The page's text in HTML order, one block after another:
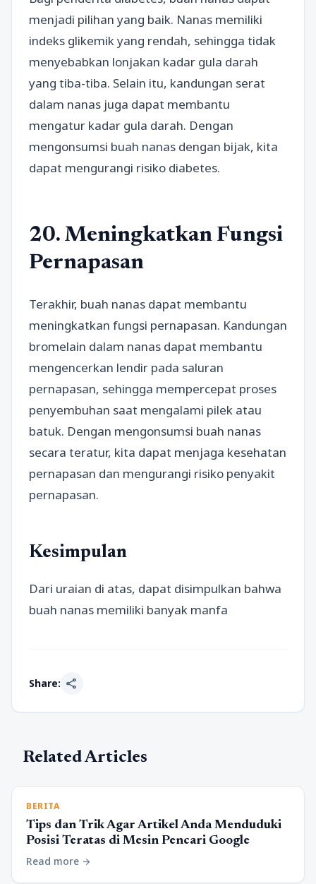
menjadi pilihan yang baik. Nanas memiliki
indeks glikemik yang rendah, sehingga tidak
menyebabkan lonjakan kadar gula darah
yang tiba-tiba. Selain itu, kandungan serat
dalam nanas juga dapat membantu
mengatur kadar gula darah. Dengan
mengonsumsi buah nanas dengan bijak, kita
dapat mengurangi risiko diabetes.
20. Meningkatkan Fungsi
Pernapasan
Terakhir, buah nanas dapat membantu
meningkatkan fungsi pernapasan. Kandungan
bromelain dalam nanas dapat membantu
mengencerkan lendir pada saluran
pernapasan, sehingga mempercepat proses
penyembuhan saat mengalami pilek atau
batuk. Dengan mengonsumsi buah nanas
secara teratur, kita dapat menjaga kesehatan
pernapasan dan mengurangi risiko penyakit
pernapasan.
Kesimpulan
Dari uraian di atas, dapat disimpulkan bahwa
buah nanas memiliki banyak manfa
Share: share
Related Articles
BERITA
Tips dan Trik Agar Artikel Anda Menduduki
Posisi Teratas di Mesin Pencari Google
Read more arrow_forward